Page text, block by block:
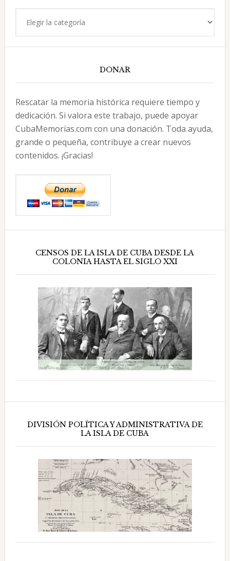
DONAR
Rescatar la memoria histórica requiere tiempo y
dedicación. Si valora este trabajo, puede apoyar
CubaMemorias.com con una donación. Toda ayuda,
grande o pequeña, contribuye a crear nuevos
contenidos. ¡Gracias!
CENSOS DE LA ISLA DE CUBA DESDE LA
COLONIA HASTA EL SIGLO XXI
DIVISIÓN POLÍTICA Y ADMINISTRATIVA DE
LA ISLA DE CUBA